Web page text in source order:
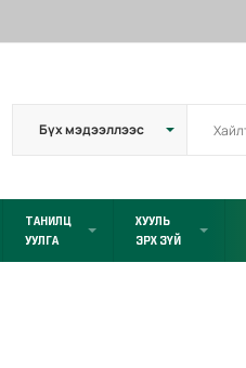
ТАНИЛЦ
УУЛГА
ХУУЛЬ
ЭРХ ЗҮЙ